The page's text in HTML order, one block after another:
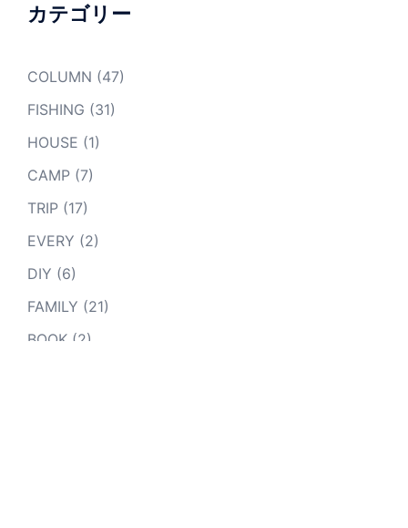
カテゴリー
COLUMN (47)
FISHING (31)
HOUSE (1)
CAMP (7)
TRIP (17)
EVERY (2)
DIY (6)
FAMILY (21)
BOOK (2)